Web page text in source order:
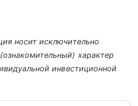
носит исключительно
характер
инвестиционной